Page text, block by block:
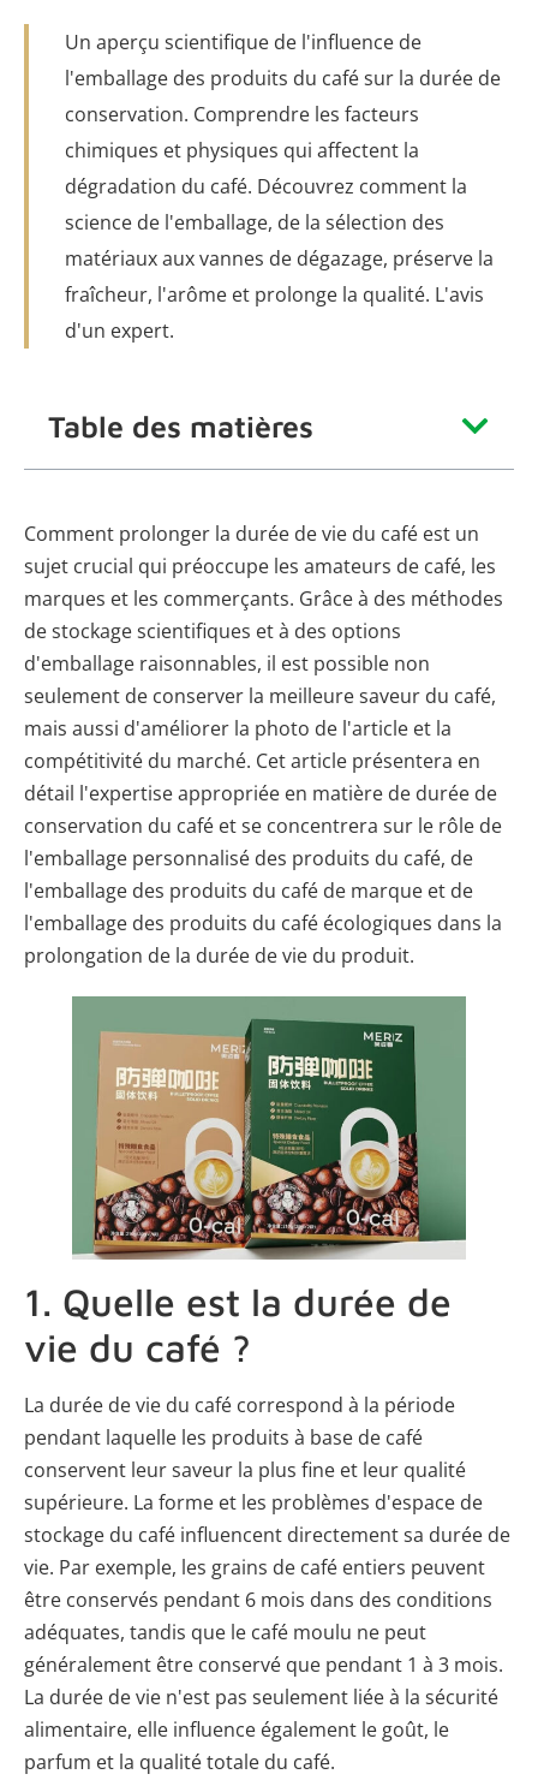
Un aperçu scientifique de l'influence de
l'emballage des produits du café sur la durée de
conservation. Comprendre les facteurs
chimiques et physiques qui affectent la
dégradation du café. Découvrez comment la
science de l'emballage, de la sélection des
matériaux aux vannes de dégazage, préserve la
fraîcheur, l'arôme et prolonge la qualité. L'avis
d'un expert.
Table des matières
Comment prolonger la durée de vie du café est un
sujet crucial qui préoccupe les amateurs de café, les
marques et les commerçants. Grâce à des méthodes
de stockage scientifiques et à des options
d'emballage raisonnables, il est possible non
seulement de conserver la meilleure saveur du café,
mais aussi d'améliorer la photo de l'article et la
compétitivité du marché. Cet article présentera en
détail l'expertise appropriée en matière de durée de
conservation du café et se concentrera sur le rôle de
l'emballage personnalisé des produits du café, de
l'emballage des produits du café de marque et de
l'emballage des produits du café écologiques dans la
prolongation de la durée de vie du produit.
1. Quelle est la durée de
vie du café ?
La durée de vie du café correspond à la période
pendant laquelle les produits à base de café
conservent leur saveur la plus fine et leur qualité
supérieure. La forme et les problèmes d'espace de
stockage du café influencent directement sa durée de
vie. Par exemple, les grains de café entiers peuvent
être conservés pendant 6 mois dans des conditions
adéquates, tandis que le café moulu ne peut
généralement être conservé que pendant 1 à 3 mois.
La durée de vie n'est pas seulement liée à la sécurité
alimentaire, elle influence également le goût, le
parfum et la qualité totale du café.